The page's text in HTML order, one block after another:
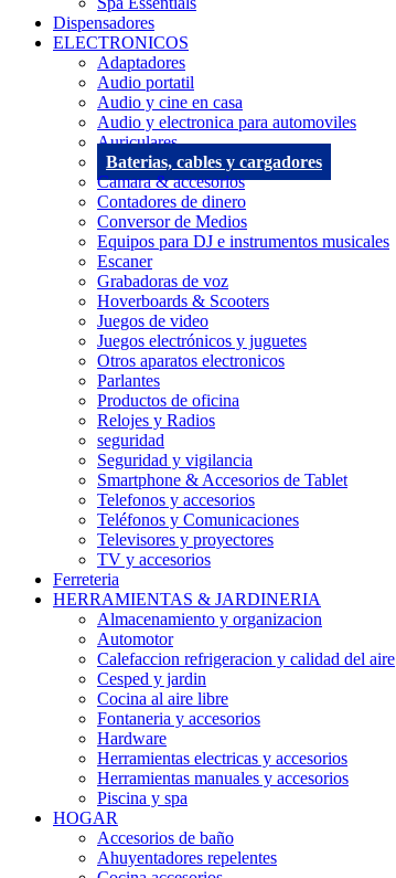
Dispensadores
ELECTRONICOS
Adaptadores
Audio portatil
Audio y cine en casa
Audio y electronica para automoviles
Auriculares
Baterias, cables y cargadores
Camara & accesorios
Contadores de dinero
Conversor de Medios
Equipos para DJ e instrumentos musicales
Escaner
Grabadoras de voz
Hoverboards & Scooters
Juegos de video
Juegos electrónicos y juguetes
Otros aparatos electronicos
Parlantes
Productos de oficina
Relojes y Radios
seguridad
Seguridad y vigilancia
Smartphone & Accesorios de Tablet
Telefonos y accesorios
Teléfonos y Comunicaciones
Televisores y proyectores
TV y accesorios
Ferreteria
HERRAMIENTAS & JARDINERIA
Almacenamiento y organizacion
Automotor
Calefaccion refrigeracion y calidad del aire
Cesped y jardin
Cocina al aire libre
Fontaneria y accesorios
Hardware
Herramientas electricas y accesorios
Herramientas manuales y accesorios
Piscina y spa
HOGAR
Accesorios de baño
Ahuyentadores repelentes